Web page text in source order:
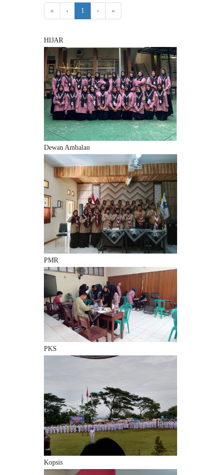
« ‹ 1 › »
HIJAR
Dewan Ambalan
PMR
PKS
Kopsis